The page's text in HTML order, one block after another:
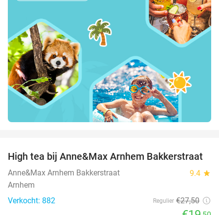
29%
High tea bij Anne&Max Arnhem Bakkerstraat
Anne&Max Arnhem Bakkerstraat 9.4 star
Arnhem
Verkocht: 882
Regulier €27,50